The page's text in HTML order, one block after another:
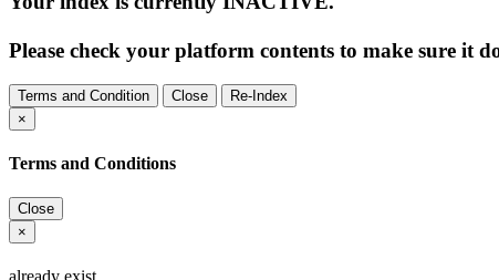
Please check your platform contents to make sure it
Terms and Condition Close
Re-Index
×
Terms and Conditions
Close
×